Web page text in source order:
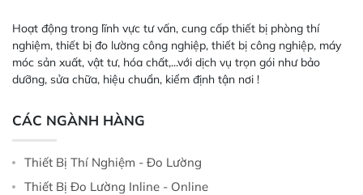
Hoạt động trong lĩnh vực tư vấn, cung cấp thiết bị phòng thí
nghiệm, thiết bị đo lường công nghiệp, thiết bị công nghiệp, máy
móc sản xuất, vật tư, hóa chất,...với dịch vụ trọn gói như bảo
dưỡng, sửa chữa, hiệu chuẩn, kiểm định tận nơi !
CÁC NGÀNH HÀNG
Thiết Bị Thí Nghiệm - Đo Lường
Thiết Bị Đo Lường Inline - Online